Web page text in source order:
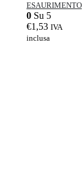
ESAURIMENTO
0 Su 5
€1,53 IVA
inclusa